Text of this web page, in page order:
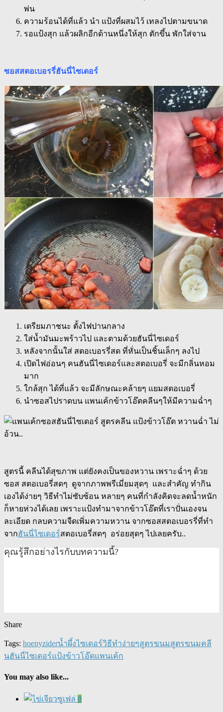
พ่น
ความร้อนได้ที่แล้ว นำ แป้งที่ผสมไว้ เทลงไปตามขนาด
รอแป้งสุก แล้วผลิกอีกด้านหนึ่งให้สุก ตักขึ้น พักใส่จาน
ซอสสตอเบอรรี่ฮันนี่ไซเดอร์
เตรียมภาชนะ ตั้งไฟปานกลาง
ใส่น้ำมันมะพร้าวไป และตามด้วยฮันนี่ไซเดอร์
หลังจากนั้นใส่ สตอเบอรรี่สด ที่หั่นเป็นชิ้นเล็กๆ ลงไป
เปิดไฟอ่อนๆ คนฮันนี่ไซเดอร์และสตอเบอรี่ จะมีกลิ่นหอม
มาก
ใกล้สุก ได้ที่แล้ว จะมีลักษณะคล้ายๆ แยมสตอเบอรี่
นำซอสไปราดบน แพนเค้กข้าวโอ๊ตคลีนๆให้มีความฉ่ำๆ
สูตรนี้ คลีนได้สุขภาพ แต่ยังคงเป็นของหวาน เพราะฉ่ำๆ ด้วย
ซอส สตอเบอรี่สดๆ ดูจากภาพพรีเมี่ยมสุดๆ และสำคัญ ทำกิน
เองได้ง่ายๆ วิธีทำไม่ซับซ้อน หลายๆ คนที่กำลังคิดจะลดน้ำหนัก
ก็หายห่วงได้เลย เพราะแป้งทำมาจากข้าวโอ๊ตที่เราปั่นเองจน
ละเอียด กลบความจืดเพิ่มความหวาน จากซอสสตอเบอรรี่ที่ทำ
จากฮันนี่ไซเดอร์สตอเบอรี่สดๆ อร่อยสุดๆ ไปเลยครับ..
คุณรู้สึกอย่างไรกับบทความนี้?
Share
Tags: hoenyziderน้ำผึ้งไซเดอร์วิธีทำง่ายๆสูตรขนมสูตรขนมคลี
นฮันนี่ไซเดอร์แป้งข้าวโอ๊ตแพนเค้ก
You may also like...
0